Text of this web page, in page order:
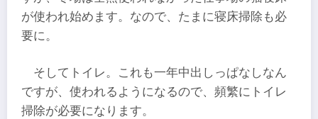
が使われ始めます。なので、たまに寝床掃除も必
要に。
そしてトイレ。これも一年中出しっぱなしなん
ですが、使われるようになるので、頻繁にトイレ
掃除が必要になります。